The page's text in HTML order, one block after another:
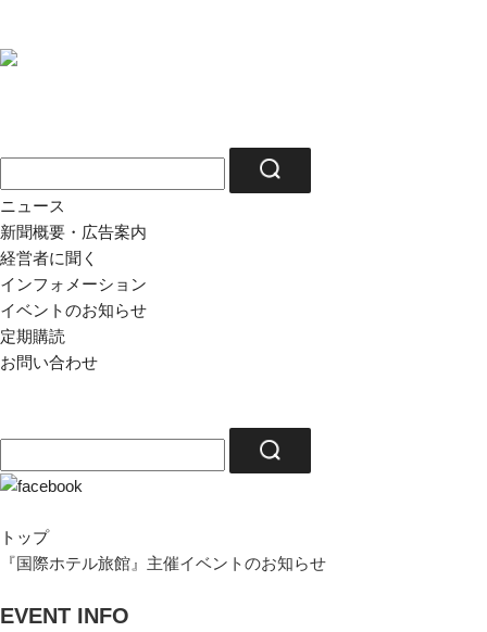
ニュース
新聞概要・広告案内
経営者に聞く
インフォメーション
イベントのお知らせ
定期購読
お問い合わせ
トップ
『国際ホテル旅館』主催イベントのお知らせ
EVENT INFO